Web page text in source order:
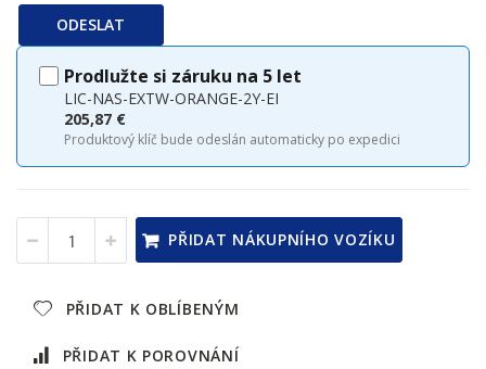
ODESLAT
Prodlužte si záruku na 5 let
LIC-NAS-EXTW-ORANGE-2Y-EI
205,87 €
Produktový klíč bude odeslán automaticky po expedici
PŘIDAT NÁKUPNÍHO VOZÍKU
PŘIDAT K OBLÍBENÝM
PŘIDAT K POROVNÁNÍ